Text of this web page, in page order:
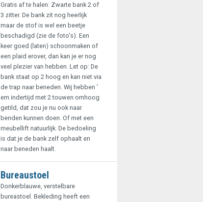
Gratis af te halen: Zwarte bank 2 of
3 zitter. De bank zit nog heerlijk
maar de stof is wel een beetje
beschadigd (zie de foto's). Een
keer goed (laten) schoonmaken of
een plaid erover, dan kan je er nog
veel plezier van hebben. Let op: De
bank staat op 2 hoog en kan niet via
de trap naar beneden. Wij hebben '
em indertijd met 2 touwen omhoog
getild, dat zou je nu ook naar
benden kunnen doen. Of met een
meubellift natuurlijk. De bedoeling
is dat je de bank zelf ophaalt en
naar beneden haalt.
Bureaustoel
Donkerblauwe, verstelbare
bureastoel. Bekleding heeft een